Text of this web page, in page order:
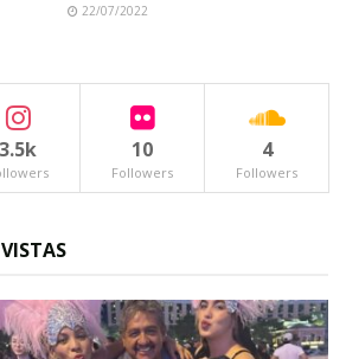
22/07/2022
3.5k 10
Followers
4
Followers